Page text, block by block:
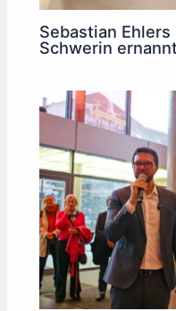
Sebastian
Schwerin ernannt